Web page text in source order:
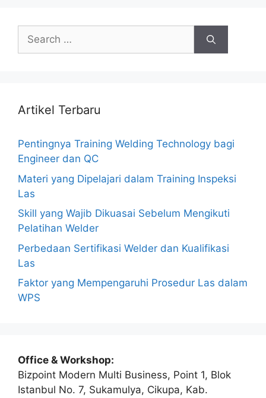
Search
for:
Artikel Terbaru
Pentingnya Training Welding Technology bagi
Engineer dan QC
Materi yang Dipelajari dalam Training Inspeksi
Las
Skill yang Wajib Dikuasai Sebelum Mengikuti
Pelatihan Welder
Perbedaan Sertifikasi Welder dan Kualifikasi
Las
Faktor yang Mempengaruhi Prosedur Las dalam
WPS
Office & Workshop:
Bizpoint Modern Multi Business, Point 1, Blok
Istanbul No. 7, Sukamulya, Cikupa, Kab.